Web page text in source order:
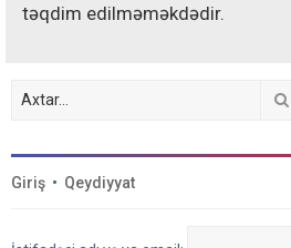
təqdim edilməməkdədir.
Giriş • Qeydiyyat